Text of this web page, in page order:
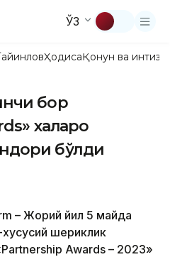
ЎЗ
ҲодисаҚонун ва
бор
халқаро
бўлди
– Жорий йил 5 майда
шериклик
Awards – 2023»